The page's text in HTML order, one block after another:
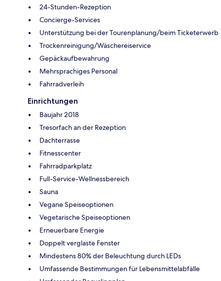
24-Stunden-Rezeption
Concierge-Services
Unterstützung bei der Tourenplanung/beim Ticketerwerb
Trockenreinigung/Wäschereiservice
Gepäckaufbewahrung
Mehrsprachiges Personal
Fahrradverleih
Einrichtungen
Baujahr 2018
Tresorfach an der Rezeption
Dachterrasse
Fitnesscenter
Fahrradparkplatz
Full-Service-Wellnessbereich
Sauna
Vegane Speiseoptionen
Vegetarische Speiseoptionen
Erneuerbare Energie
Doppelt verglaste Fenster
Mindestens 80% der Beleuchtung durch LEDs
Umfassende Bestimmungen für Lebensmittelabfälle